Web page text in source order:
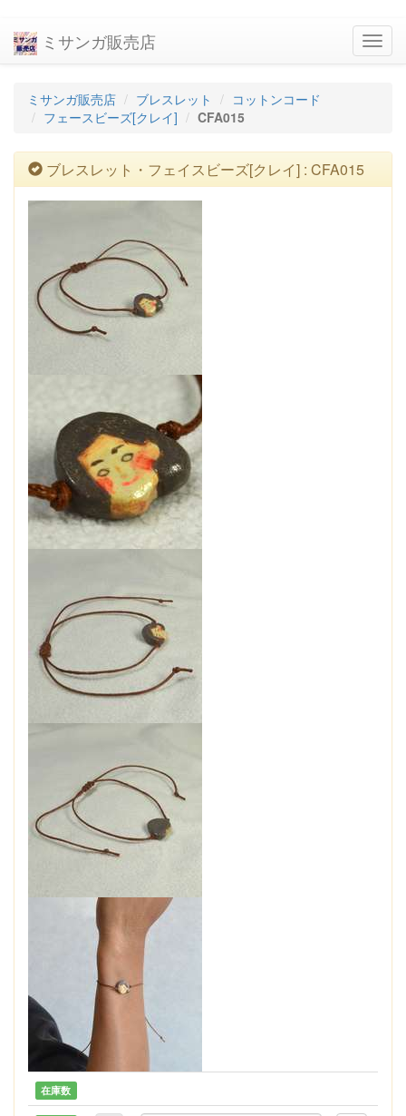
ミサンガ販売店
ミサンガ販売店 ブレスレット
コットンコード
フェースビーズ[クレイ]
CFA015
ブレスレット・フェイスビーズ[クレイ] : CFA015
在庫数